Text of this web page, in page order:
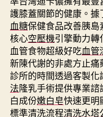
護膝蓋關節的健康。
血糖保健食品改善胰
核心空壓機引擎動力轉
血管食物超級好吃血管
新陳代謝的非處方止痛
診所的時間透過客製
法隆乳手術提供專業
白成份嫩白皂快速更明
標準清洗流程清洗水塔